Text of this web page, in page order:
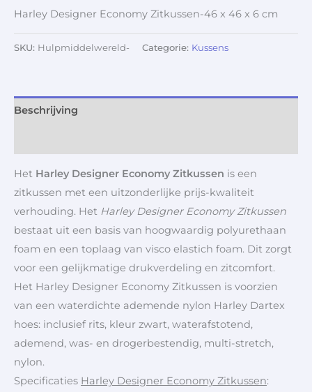
Harley Designer Economy Zitkussen-46 x 46 x 6 cm
SKU: Hulpmiddelwereld- Categorie: Kussens
Beschrijving
Het Harley Designer Economy Zitkussen is een
zitkussen met een uitzonderlijke prijs-kwaliteit
verhouding. Het Harley Designer Economy Zitkussen
bestaat uit een basis van hoogwaardig polyurethaan
foam en een toplaag van visco elastich foam. Dit zorgt
voor een gelijkmatige drukverdeling en zitcomfort.
Het Harley Designer Economy Zitkussen is voorzien
van een waterdichte ademende nylon Harley Dartex
hoes: inclusief rits, kleur zwart, waterafstotend,
ademend, was- en drogerbestendig, multi-stretch,
nylon.
Specificaties Harley Designer Economy Zitkussen: